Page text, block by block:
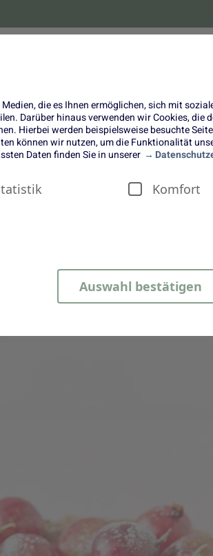
die es Ihnen ermöglichen, sich mit
Darüber hinaus verwenden wir Cookies,
Hierbei werden beispielsweise besuchte
können wir nutzen, um die Funktionalität
Daten finden Sie in unserer
Komfort
Auswahl bestätigen
Streuselkuchen